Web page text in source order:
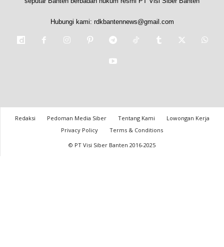
Hubungi kami: rdkbantennews@gmail.com
Redaksi Pedoman Media Siber Tentang Kami
Lowongan Kerja
Privacy Policy
Terms & Conditions
© PT Visi Siber Banten 2016-2025